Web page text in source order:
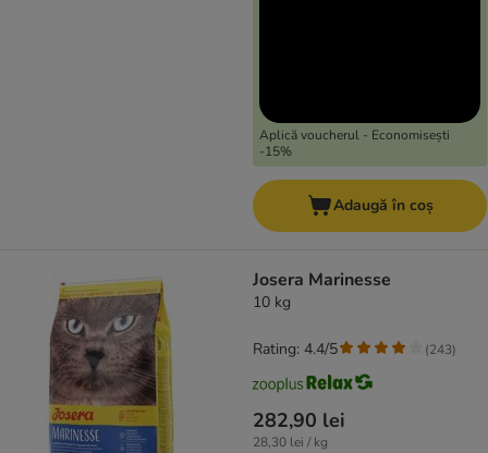
Aplică voucherul - Economisești
-15%
Adaugă în coș
Josera Marinesse
10 kg
282,90 lei
28,30 lei / kg
Rating: 4.4/5 (243)